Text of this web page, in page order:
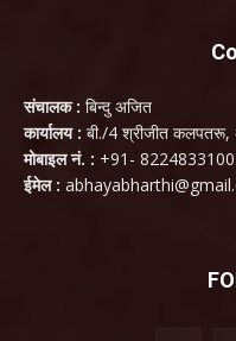
संचालक : बिन्दु अजित
कार्यालय : बी./4 श्रीजीत कलपतरू,
मोबाइल नं. : +91- 8224833100
ईमेल :